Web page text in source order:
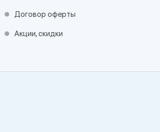
Договор оферты
Акции, скидки